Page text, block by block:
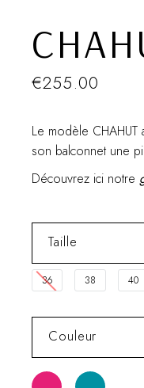
€255.00
Le modèle CHAHUT
son balconnet une
Découvrez ici notre
Taille
36 38 40
Couleur